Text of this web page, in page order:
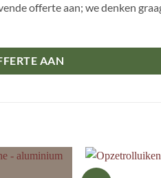
offerte aan; we denken
AAN